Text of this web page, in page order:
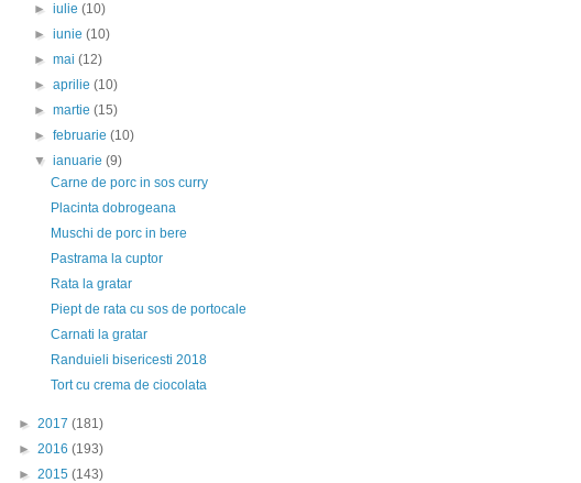
►iulie(10)
►iunie(10)
►mai(12)
►aprilie(10)
►martie(15)
►februarie(10)
▼ianuarie(9)
Carne de porc in sos curry
Placinta dobrogeana
Muschi de porc in bere
Pastrama la cuptor
Rata la gratar
Piept de rata cu sos de portocale
Carnati la gratar
Randuieli bisericesti 2018
Tort cu crema de ciocolata
► 2017 (181)
► 2016 (193)
► 2015 (143)